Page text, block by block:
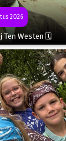
2026
Ten Westen 🗓